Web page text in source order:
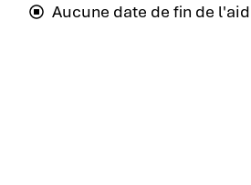
Aucune date de fin de